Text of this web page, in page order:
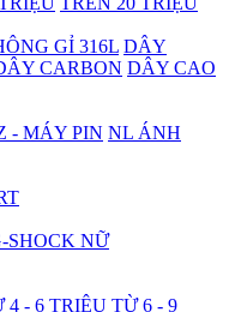
GỈ 316L DÂY
CARBON DÂY CAO
- MÁY PIN NL ÁNH
SHOCK NỮ
4 - 6 TRIỆU TỪ 6 - 9